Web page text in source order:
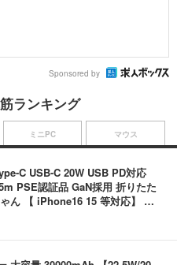
Sponsored by
ランキング
C USB-C 20W USB PD対応
PSE認証品 GaN採用 折りたた
ん 【 iPhone16 15 等対応】 E
ミニPC マウス